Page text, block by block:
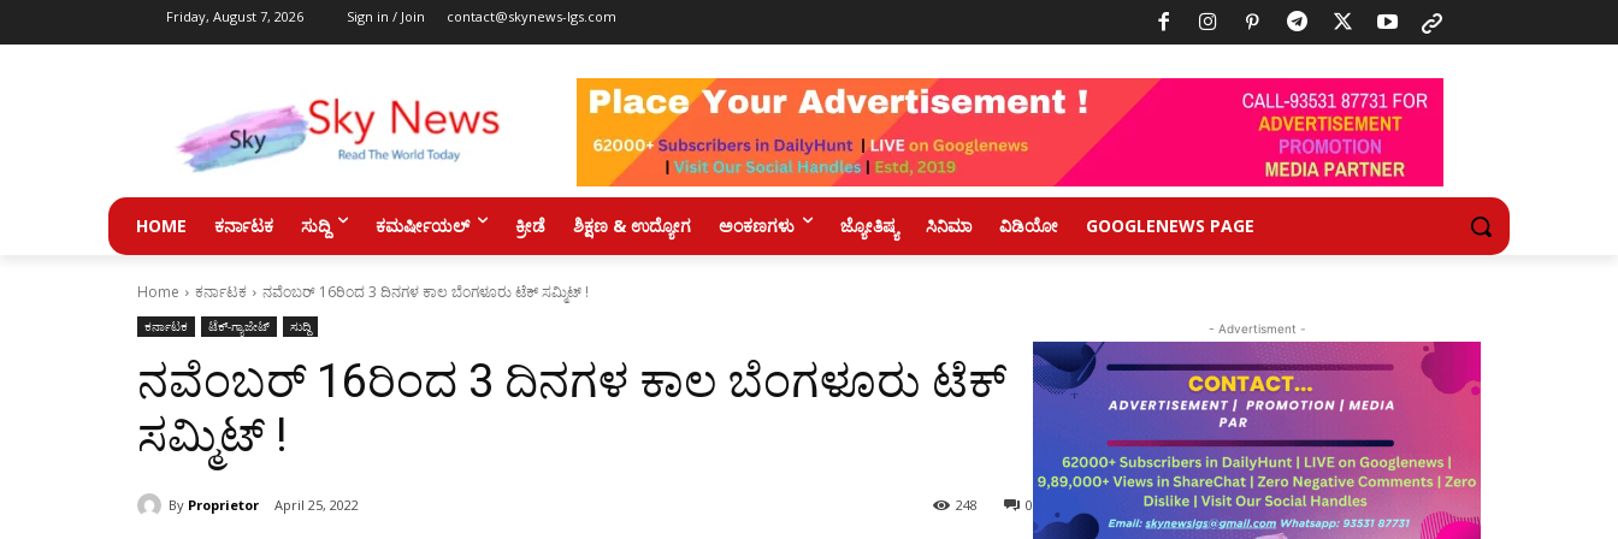
Friday, August 7, 2026 Sign in / Join contact@skynews-lgs.com
HOME ಕರ್ನಾಟಕ ಸುದ್ದಿ ಕಮರ್ಷೀಯಲ್ ಕ್ರೀಡೆ ಶಿಕ್ಷಣ & ಉದ್ಯೋಗ ಅಂಕಣಗಳು ಜ್ಯೋತಿಷ್ಯ ಸಿನಿಮಾ ವಿಡಿಯೋ GOOGLENEWS PAGE
Home ಕರ್ನಾಟಕ ನವೆಂಬರ್ 16ರಿಂದ 3 ದಿನಗಳ ಕಾಲ ಬೆಂಗಳೂರು ಟೆಕ್ ಸಮ್ಮಿಟ್ !
ಕರ್ನಾಟಕ ಟೆಕ್-ಗ್ಯಾಜೇಟ್ ಸುದ್ದಿ
ನವೆಂಬರ್ 16ರಿಂದ 3 ದಿನಗಳ ಕಾಲ ಬೆಂಗಳೂರು ಟೆಕ್
ಸಮ್ಮಿಟ್ !
By Proprietor April 25, 2022 0
248
- Advertisment -